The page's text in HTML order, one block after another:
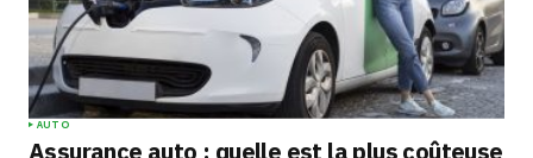
AUTO
Assurance auto : quelle est la plus coûteuse